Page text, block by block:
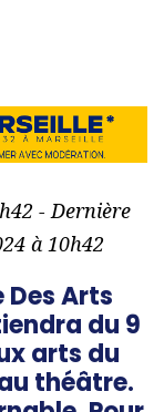
- Dernière
à 10h42
Arts
du 9
arts du
théâtre.